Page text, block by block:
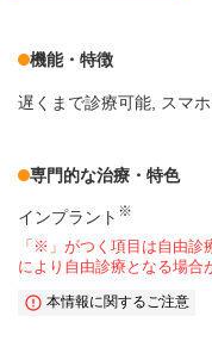
機能・特徴
遅くまで診療可能 スマ
専門的な治療・特色
インプラント ※
「※」がつく項目は自由診
により自由診療となる場合
本情報に関するご注意